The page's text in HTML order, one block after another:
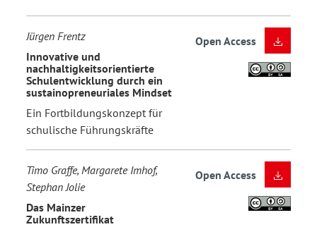
Jürgen Frentz
Innovative und
nachhaltigkeitsorientierte
Schulentwicklung durch ein
sustainopreneuriales Mindset
Ein Fortbildungskonzept für
schulische Führungskräfte
Open Access
Timo Graffe, Margarete Imhof,
Stephan Jolie
Das Mainzer
Zukunftszertifikat
Open Access